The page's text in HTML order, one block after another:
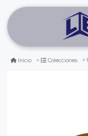
Inicio Colecciones